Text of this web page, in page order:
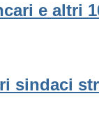
e altri
sindaci